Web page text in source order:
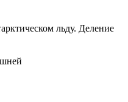
льду. Деление